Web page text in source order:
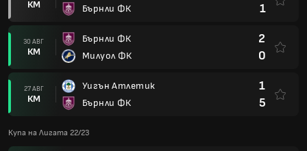
КМ
Бърнли ФК
1
30 АВГ
КМ
Бърнли ФК
Милуол ФК
2
0
27 АВГ
КМ
Уигън Атлетик
Бърнли ФК
1
5
Купа на Лигата 22/23